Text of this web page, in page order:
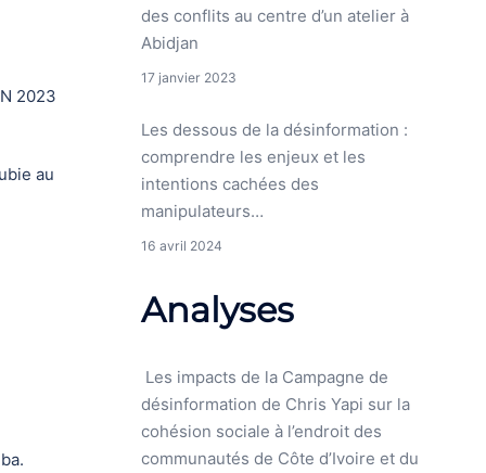
2023
au
des conflits au centre d’un atelier à
Abidjan
17 janvier 2023
Les dessous de la désinformation :
comprendre les enjeux et les
intentions cachées des
manipulateurs…
16 avril 2024
Analyses
Les impacts de la Campagne de
désinformation de Chris Yapi sur la
cohésion sociale à l’endroit des
communautés de Côte d’Ivoire et du